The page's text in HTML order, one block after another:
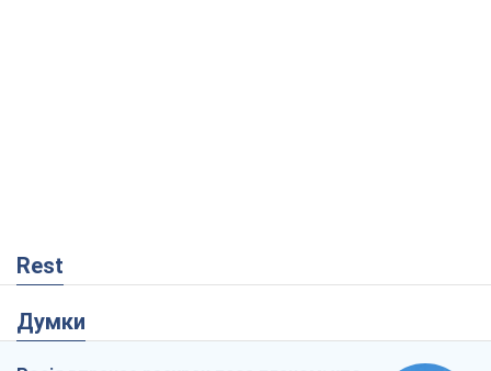
Rest
Думки